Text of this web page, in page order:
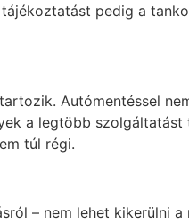
pedig a
Autómentéssel
a legtöbb
túl régi.
– nem lehet kikerülni